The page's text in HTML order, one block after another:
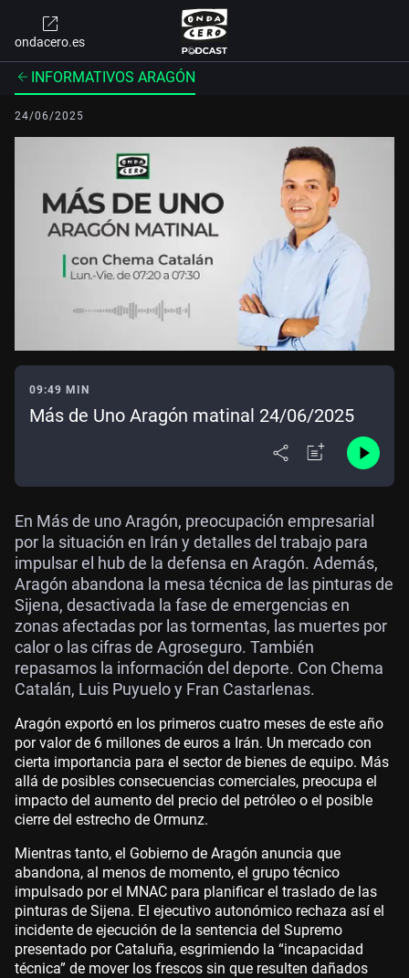
ondacero.es
INFORMATIVOS ARAGÓN
24/06/2025
09:49 MIN
Más de Uno Aragón matinal 24/06/2025
En Más de uno Aragón, preocupación empresarial
por la situación en Irán y detalles del trabajo para
impulsar el hub de la defensa en Aragón. Además,
Aragón abandona la mesa técnica de las pinturas de
Sijena, desactivada la fase de emergencias en
zonas afectadas por las tormentas, las muertes por
calor o las cifras de Agroseguro. También
repasamos la información del deporte. Con Chema
Catalán, Luis Puyuelo y Fran Castarlenas.
Aragón exportó en los primeros cuatro meses de este año
por valor de 6 millones de euros a Irán. Un mercado con
cierta importancia para el sector de bienes de equipo. Más
allá de posibles consecuencias comerciales, preocupa el
impacto del aumento del precio del petróleo o el posible
cierre del estrecho de Ormunz.
Mientras tanto, el Gobierno de Aragón anuncia que
abandona, al menos de momento, el grupo técnico
impulsado por el MNAC para planificar el traslado de las
pinturas de Sijena. El ejecutivo autonómico rechaza así el
incidente de ejecución de la sentencia del Supremo
presentado por Cataluña, esgrimiendo la “incapacidad
técnica” de mover los frescos sin que resulten dañados